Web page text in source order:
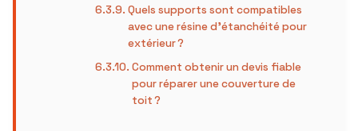
Quels supports sont compatibles
avec une résine d’étanchéité pour
extérieur ?
Comment obtenir un devis fiable
pour réparer une couverture de
toit ?